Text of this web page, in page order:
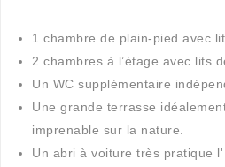
1 chambre de plain-pied avec
2 chambres à l’étage avec lits
Un WC supplémentaire
Une grande terrasse
imprenable sur la nature.
Un abri à voiture très pratique l'